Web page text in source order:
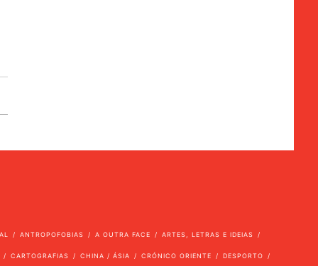
ANTROPOFOBIAS A OUTRA FACE ARTES, LETRAS E IDEIAS
CARTOGRAFIAS CHINA / ÁSIA CRÓNICO ORIENTE DESPORTO